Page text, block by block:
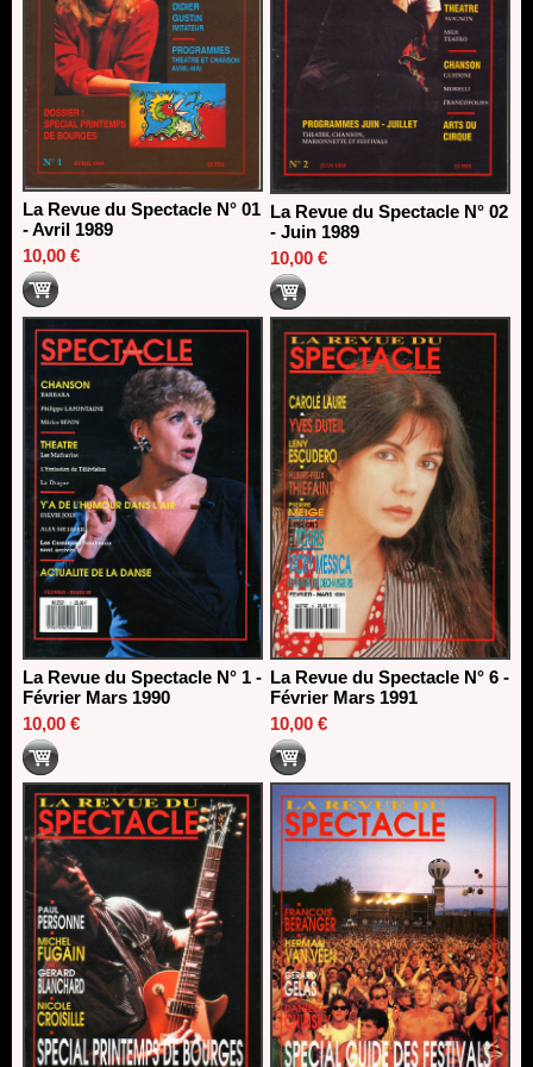
La Revue du Spectacle N° 01
- Avril 1989
10,00 €
La Revue du Spectacle N° 02
- Juin 1989
10,00 €
La Revue du Spectacle N° 1 -
Février Mars 1990
10,00 €
La Revue du Spectacle N° 6 -
Février Mars 1991
10,00 €